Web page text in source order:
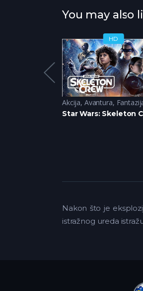
You may also
HD
Akcija, Avantura,
Star Wars: Skeleton
Nakon što je
istražnog ureda